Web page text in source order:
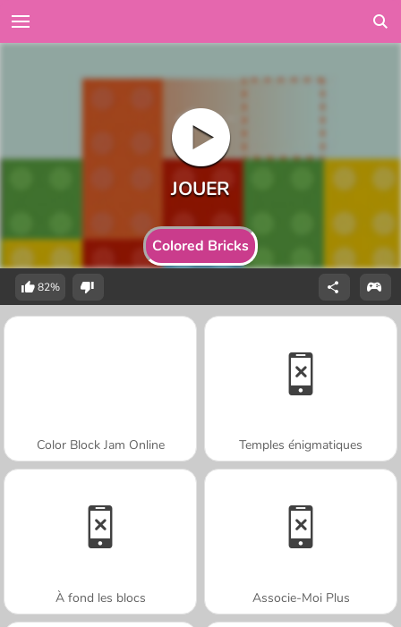
Colored Bricks
82%
Color Block Jam Online Temples énigmatiques
À fond les blocs Associe-Moi Plus